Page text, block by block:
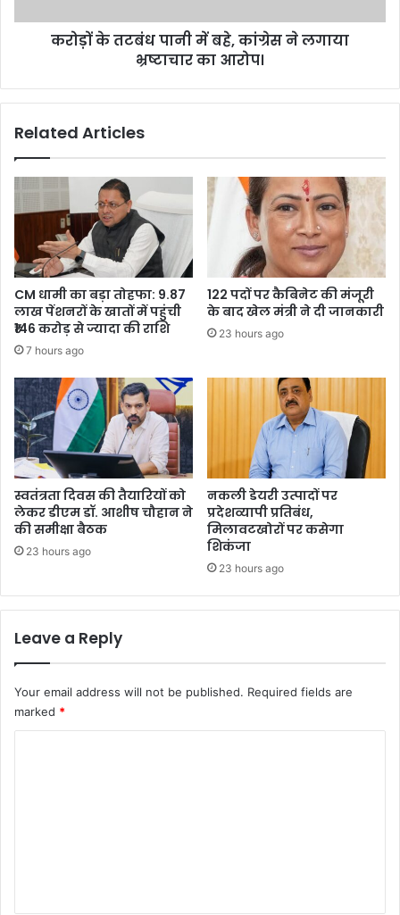
लगाया
भ्रष्टाचारकरोड़ों के तटबंध पानी में बहे, कांग्रेस ने लगाया
भ्रष्टाचार का आरोप।
Related Articles
CM धामी का बड़ा तोहफा: 9.87
लाख पेंशनरों के खातों में पहुंची
₹146 करोड़ से ज्यादा की राशि
7 hours ago
122 पदों पर कैबिनेट की मंजूरी
के बाद खेल मंत्री ने दी जानकारी
23 hours ago
स्वतंत्रता दिवस की तैयारियों को
लेकर डीएम डॉ. आशीष चौहान ने
की समीक्षा बैठक
23 hours ago
नकली डेयरी उत्पादों पर
प्रदेशव्यापी प्रतिबंध,
मिलावटखोरों पर कसेगा
शिकंजा
23 hours ago
Leave a Reply
Your email address will not be published. Required fields are
marked *